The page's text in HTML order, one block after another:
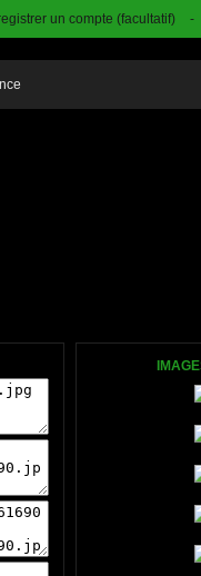
un compte (facultatif) -